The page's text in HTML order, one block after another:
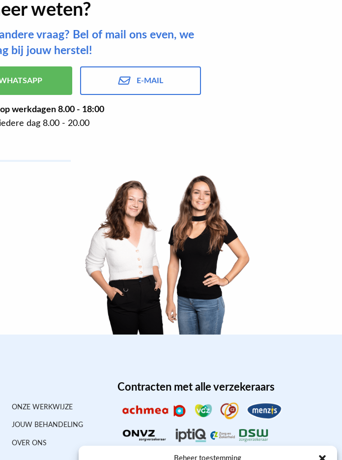
Beheer toestemming
weten?
vraag? Bel of mail ons even, we
bij jouw herstel!
E-MAIL
werkdagen8.00 - 18:00
dag 8.00 - 20.00
ONZE WERKWIJZE
JOUW BEHANDELING
OVER ONS
Contracten met alle verzekeraars